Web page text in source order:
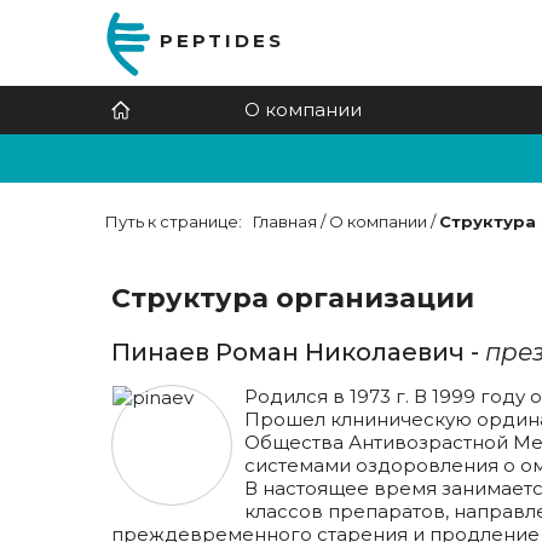
PEPTIDES
О компании
Сотрудничество
Контакты
пептиды в капсулах
область запястья
Профилактические
Anti-age complex NB
Декоративная косметика
Косметика Youth Gems
Литература
Путь к странице: Главная / О компании / Структура
Структура организации
Пинаев Роман Николаевич -
Родился в 1973 г. В 1999
Прошел клниническую
Общества Антивозрастной
системами оздоровления о
В настоящее время
классов препаратов,
преждевременного старения и продление